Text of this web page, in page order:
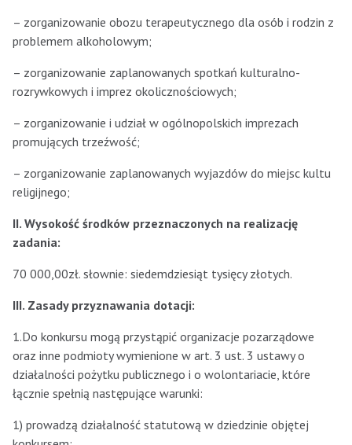
– zorganizowanie obozu terapeutycznego dla osób i rodzin z
problemem alkoholowym;
– zorganizowanie zaplanowanych spotkań kulturalno-
rozrywkowych i imprez okolicznościowych;
– zorganizowanie i udział w ogólnopolskich imprezach
promujących trzeźwość;
– zorganizowanie zaplanowanych wyjazdów do miejsc kultu
religijnego;
II. Wysokość środków przeznaczonych na realizację
zadania:
70 000,00zł. słownie: siedemdziesiąt tysięcy złotych.
III. Zasady przyznawania dotacji:
1.Do konkursu mogą przystąpić organizacje pozarządowe
oraz inne podmioty wymienione w art. 3 ust. 3 ustawy o
działalności pożytku publicznego i o wolontariacie, które
łącznie spełnią następujące warunki:
1) prowadzą działalność statutową w dziedzinie objętej